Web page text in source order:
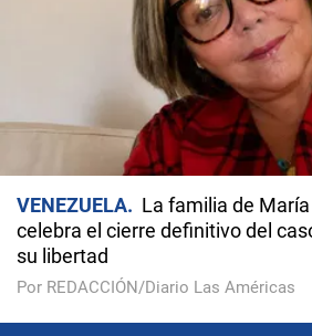
VENEZUELA
La familia de
celebra el cierre definitivo del
su libertad
Por REDACCIÓN/Diario Las Américas